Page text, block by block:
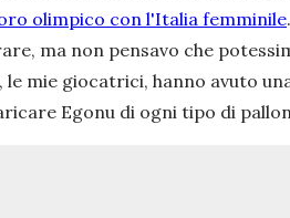
olimpico con l'Italia femminile
ma non pensavo che
mie giocatrici, hanno avuto
Egonu di ogni tipo di